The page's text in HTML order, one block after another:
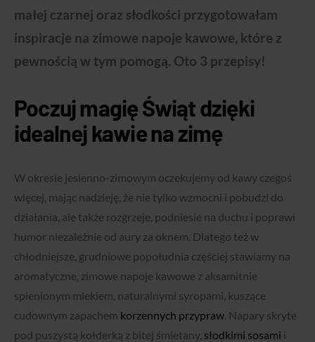
małej czarnej oraz słodkości przygotowałam
inspiracje na zimowe napoje kawowe, które z
pewnością w tym pomogą. Oto 3 przepisy!
Poczuj magię Świąt dzięki
idealnej kawie na zimę
W okresie jesienno-zimowym oczekujemy od kawy czegoś
więcej, mając nadzieję, że nie tylko wzmocni i pobudzi do
działania, ale także rozgrzeje, podniesie na duchu i poprawi
humor niezależnie od aury za oknem. Dlatego też w
chłodniejsze, grudniowe popołudnia częściej stawiamy na
aromatyczne, zimowe napoje kawowe z aksamitnie
spienionym mlekiem, naturalnymi syropami, kuszące
cudownym zapachem korzennych przypraw. Napary skryte
pod puszystą kołderką z bitej śmietany, słodkimi sosami i